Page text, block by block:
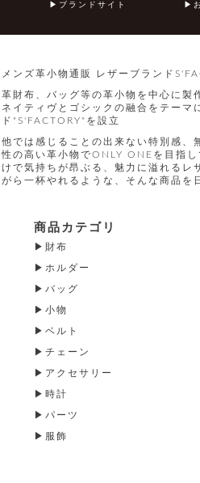
ブランドサイト
メンズ革小物通販 レザーブランド
革財布、バッグ等の革小物を中心に製
ネイティヴとゴシックの融合をテー
ド"S'FACTORY"を設立
他では感じることの出来ない特別感、
性の高い革小物でONLY ONEを目指
けで気持ちが昂ぶる、魅力に溢れるレ
がら一杯やれるような、そんな商品を
商品カテゴリ
財布
ホルダー
バッグ
小物
ベルト
チェーン
アクセサリー
時計
パーツ
服飾